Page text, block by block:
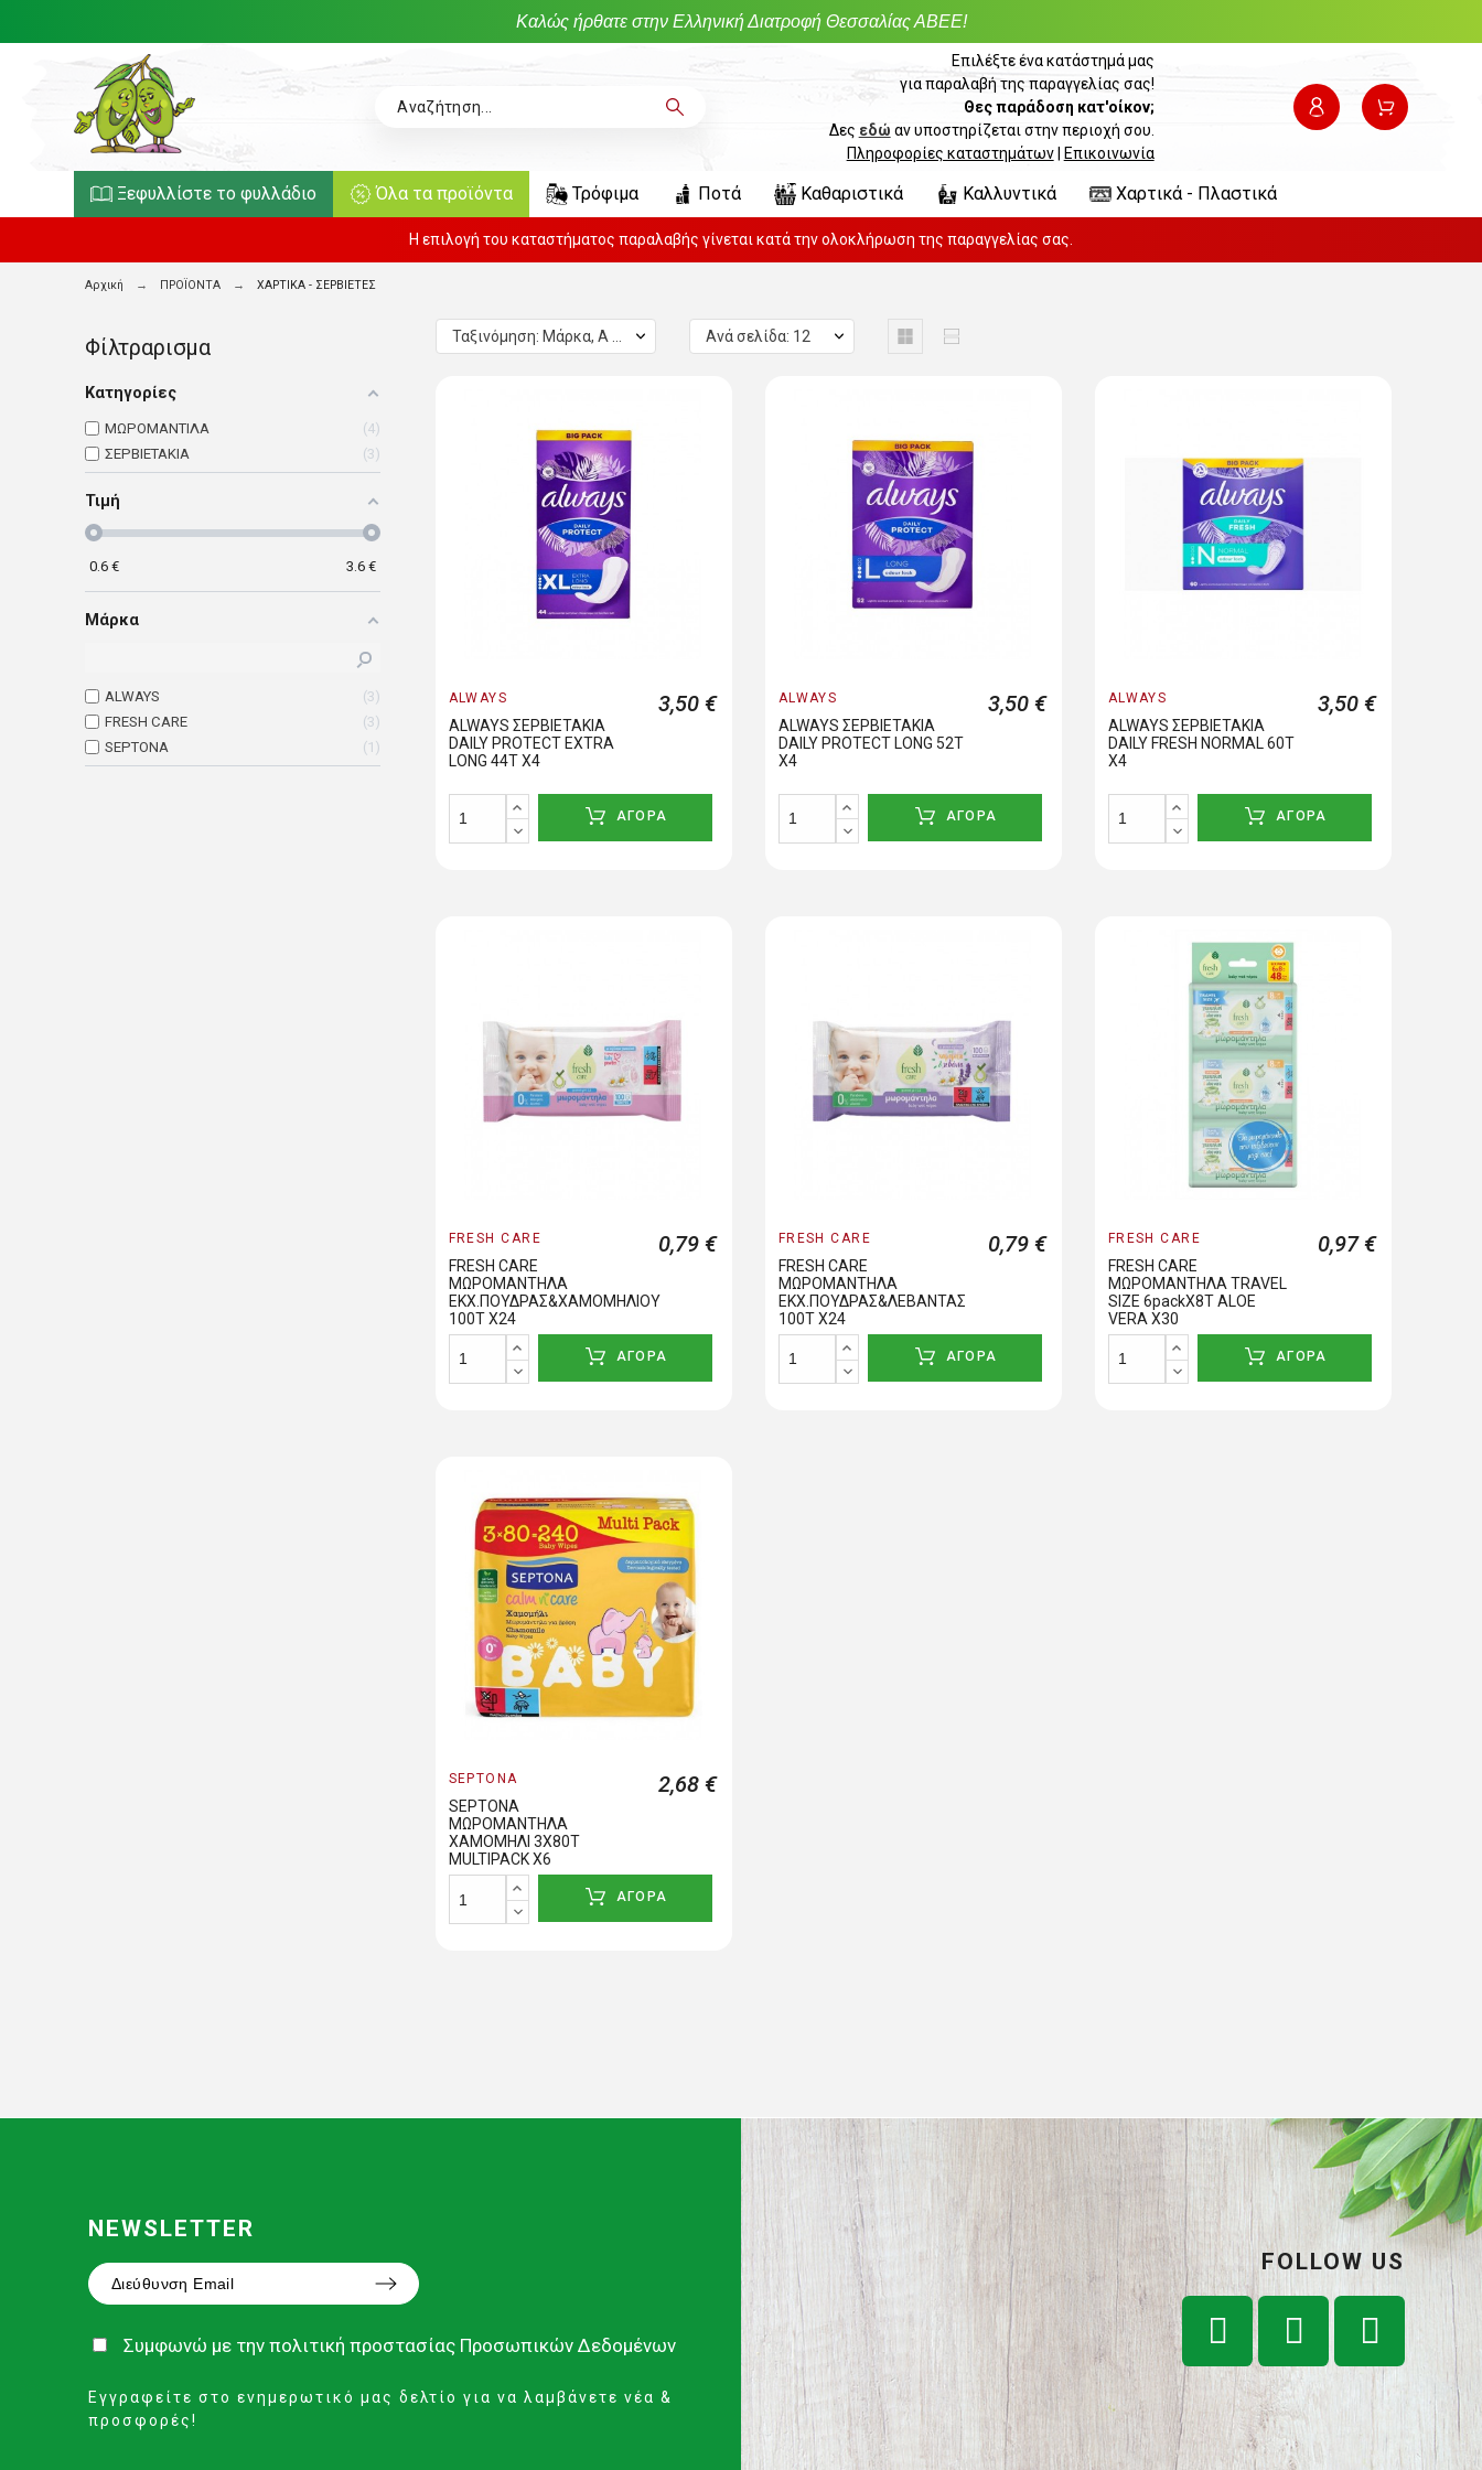
Καλώς ήρθατε στην Ελληνική Διατροφή Θεσσαλίας ΑΒΕΕ!
Επιλέξτε ένα κατάστημά μας
για παραλαβή της παραγγελίας σας!
Θες παράδοση κατ'οίκον;
Δες εδώ αν υποστηρίζεται στην περιοχή σου.
Πληροφορίες καταστημάτων| Επικοινωνία
Ξεφυλλίστε το φυλλάδιο Όλα τα προϊόντα Τρόφιμα Ποτά Καθαριστικά Καλλυντικά Χαρτικά - Πλαστικά
Η επιλογή του καταστήματος παραλαβής γίνεται κατά την ολοκλήρωση της παραγγελίας σας.
Αρχική ΠΡΟΪΟΝΤΑ ΧΑΡΤΙΚΑ - ΣΕΡΒΙΕΤΕΣ
Φίλτραρισμα
Κατηγορίες
ΜΩΡΟΜΑΝΤΙΛΑ
4
ΣΕΡΒΙΕΤΑΚΙΑ
3
Τιμή
0.6 € 3.6€
Μάρκα
ALWAYS
3
FRESH CARE
3
SEPTONA
1
Ανά σελίδα: 12
ALWAYS
ALWAYS ΣΕΡΒΙΕΤΑΚΙΑ
DAILY PROTECT EXTRA
LONG 44Τ Χ4
3,50 €
ΑΓΟΡΑ
ALWAYS
ALWAYS ΣΕΡΒΙΕΤΑΚΙΑ
DAILY PROTECT LONG 52Τ
Χ4
3,50 €
ΑΓΟΡΑ
ALWAYS
ALWAYS ΣΕΡΒΙΕΤΑΚΙΑ
DAILY FRESH NORMAL 60T
X4
3,50 €
ΑΓΟΡΑ
FRESH CARE
FRESH CARE
ΜΩΡΟΜΑΝΤΗΛΑ
ΕΚΧ.ΠΟΥΔΡΑΣ&ΧΑΜΟΜΗΛΙΟΥ
100Τ Χ24
0,79 €
ΑΓΟΡΑ
FRESH CARE
FRESH CARE
ΜΩΡΟΜΑΝΤΗΛΑ
ΕΚΧ.ΠΟΥΔΡΑΣ&ΛΕΒΑΝΤΑΣ
100Τ Χ24
0,79 €
ΑΓΟΡΑ
FRESH CARE
FRESH CARE
ΜΩΡΟΜΑΝΤΗΛΑ TRAVEL
SIZE 6packX8T ALOE
VERA X30
0,97 €
ΑΓΟΡΑ
SEPTONA
SEPTONA
ΜΩΡΟΜΑΝΤΗΛΑ
ΧΑΜΟΜΗΛΙ 3Χ80Τ
MULTIPACK X6
2,68 €
ΑΓΟΡΑ
NEWSLETTER
Συμφωνώ με την πολιτική προστασίας Προσωπικών Δεδομένων
Εγγραφείτε στο ενημερωτικό μας δελτίο για να λαμβάνετε νέα &
προσφορές!
FOLLOW US